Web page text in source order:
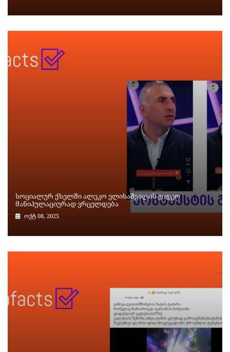
სოციალურ ქსელში ალეკო ელისაშვილის ვიდეო
მანიპულაციურად ვრცელდება
ოქტ 08, 2025